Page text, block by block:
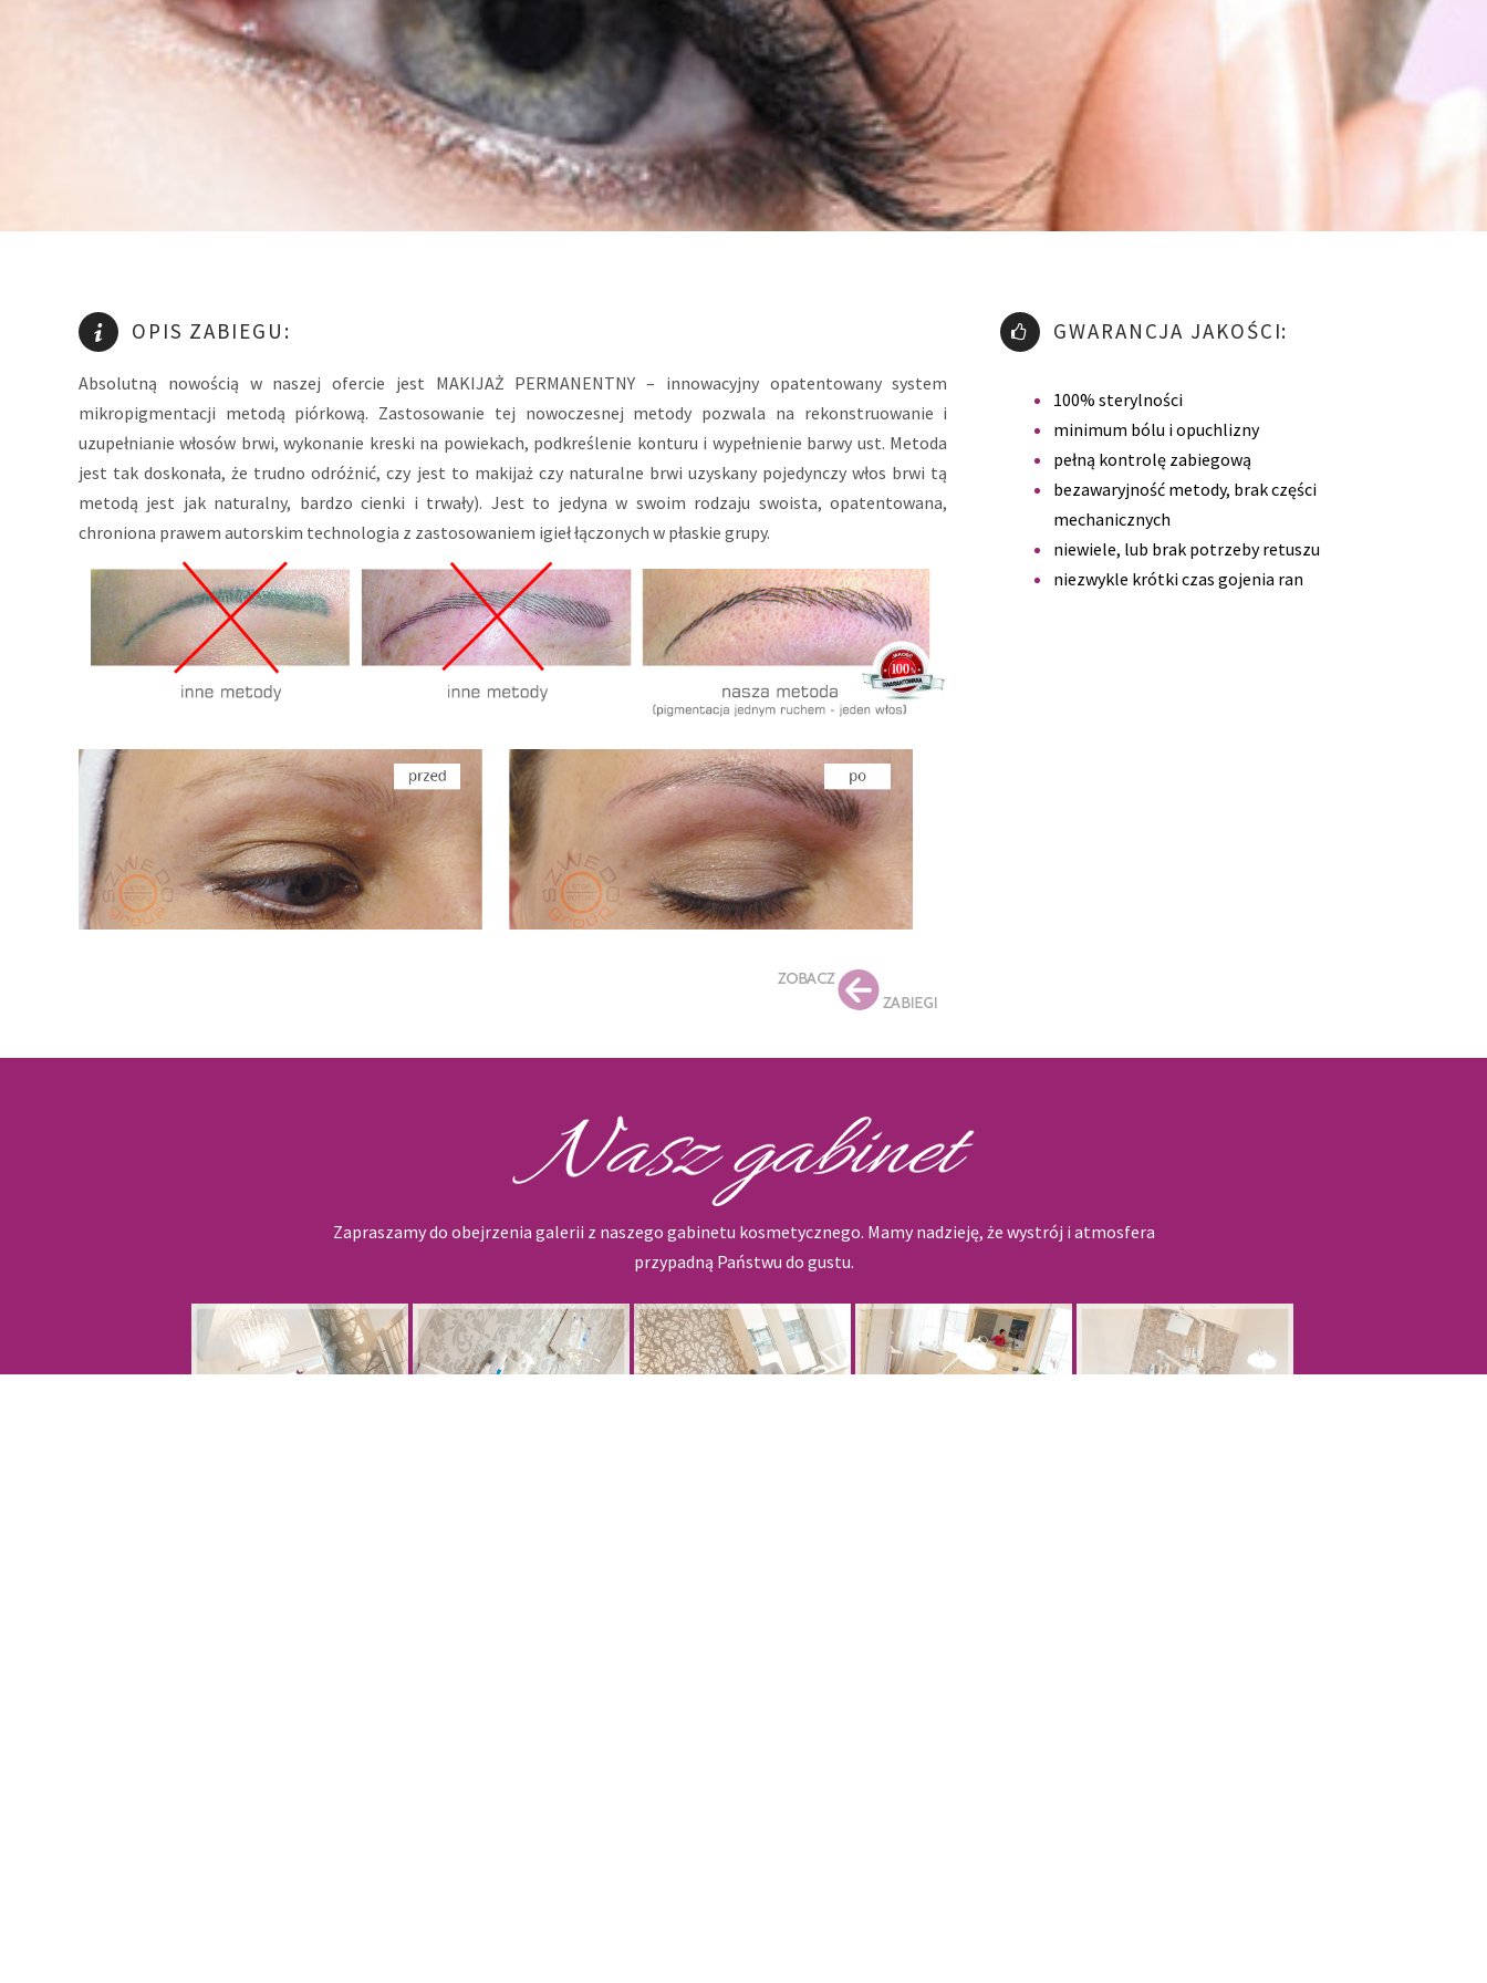
OPIS ZABIEGU:
Absolutną nowością w naszej ofercie jest MAKIJAŻ PERMANENTNY – innowacyjny opatentowany system
mikropigmentacji metodą piórkową. Zastosowanie tej nowoczesnej metody pozwala na rekonstruowanie i
uzupełnianie włosów brwi, wykonanie kreski na powiekach, podkreślenie konturu i wypełnienie barwy ust. Metoda
jest tak doskonała, że trudno odróżnić, czy jest to makijaż czy naturalne brwi uzyskany pojedynczy włos brwi tą
metodą jest jak naturalny, bardzo cienki i trwały). Jest to jedyna w swoim rodzaju swoista, opatentowana,
chroniona prawem autorskim technologia z zastosowaniem igieł łączonych w płaskie grupy.
GWARANCJA JAKOŚCI:
100% sterylności
minimum bólu i opuchlizny
pełną kontrolę zabiegową
bezawaryjność metody, brak części
mechanicznych
niewiele, lub brak potrzeby retuszu
niezwykle krótki czas gojenia ran
Zapraszamy do obejrzenia galerii z naszego gabinetu kosmetycznego. Mamy nadzieję, że wystrój i atmosfera
przypadną Państwu do gustu.